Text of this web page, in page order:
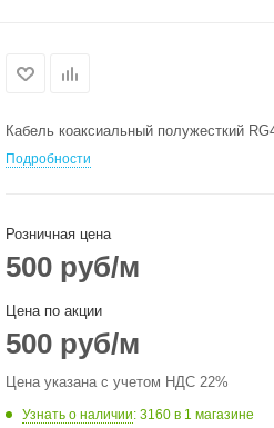
Кабель коаксиальный полужесткий
Подробности
Розничная цена
500 руб/м
Цена по акции
500 руб/м
Цена указана с учетом НДС 22%
Узнать о наличии: 3160 в 1 магазине